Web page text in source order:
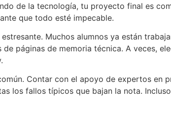
de la tecnología, tu proyecto final es
que todo esté impecable.
Muchos alumnos ya están
páginas de memoria técnica. A veces,
Contar con el apoyo de expertos en
los fallos típicos que bajan la nota.